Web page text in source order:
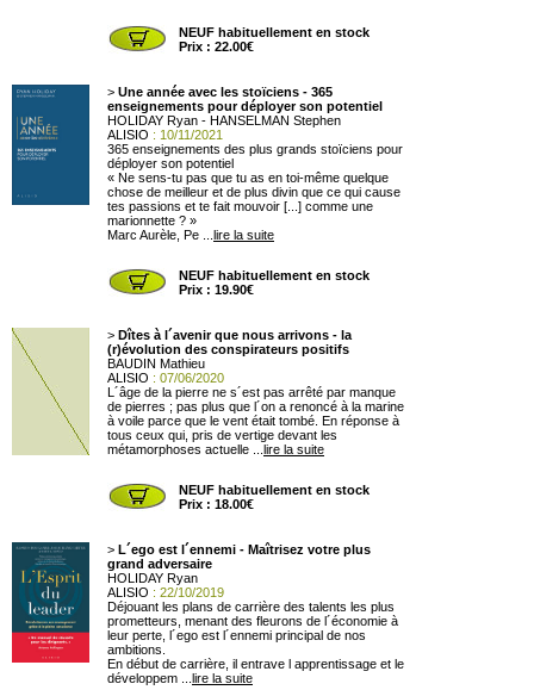
NEUF habituellement en stock
Prix : 22.00€
> Une année avec les stoïciens - 365
enseignements pour déployer son potentiel
HOLIDAY Ryan - HANSELMAN Stephen
ALISIO : 10/11/2021
365 enseignements des plus grands stoïciens pour
déployer son potentiel
« Ne sens-tu pas que tu as en toi-même quelque
chose de meilleur et de plus divin que ce qui cause
tes passions et te fait mouvoir [...] comme une
marionnette ? »
Marc Aurèle, Pe ... lire la suite
NEUF habituellement en stock
Prix : 19.90€
> Dîtes à l´avenir que nous arrivons - la
(r)évolution des conspirateurs positifs
BAUDIN Mathieu
ALISIO : 07/06/2020
L´âge de la pierre ne s´est pas arrêté par manque
de pierres ; pas plus que l´on a renoncé à la marine
à voile parce que le vent était tombé. En réponse à
tous ceux qui, pris de vertige devant les
métamorphoses actuelle ... lire la suite
NEUF habituellement en stock
Prix : 18.00€
> L´ego est l´ennemi - Maîtrisez votre plus
grand adversaire
HOLIDAY Ryan
ALISIO : 22/10/2019
Déjouant les plans de carrière des talents les plus
prometteurs, menant des fleurons de l´économie à
leur perte, l´ego est l´ennemi principal de nos
ambitions.
En début de carrière, il entrave l apprentissage et le
développem ... lire la suite